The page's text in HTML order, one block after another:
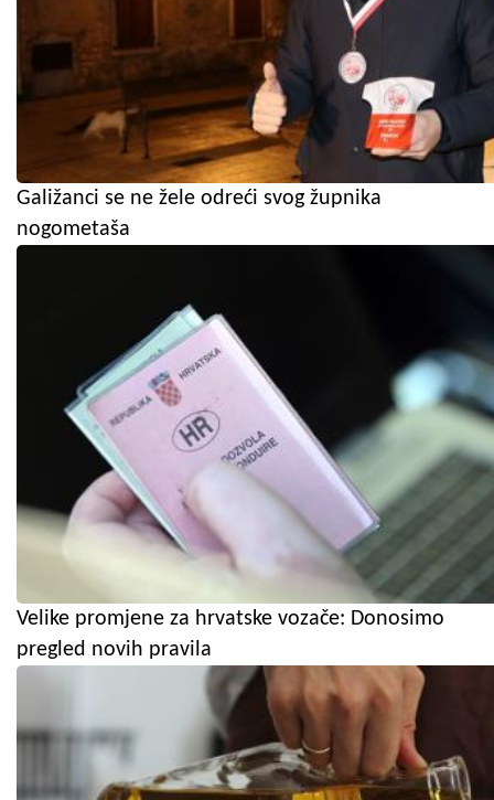
Galižanci se ne žele odreći svog župnika
nogometaša
Velike promjene za hrvatske vozače: Donosimo
pregled novih pravila